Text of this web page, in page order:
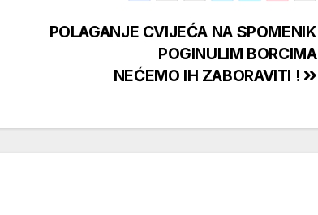
POLAGANJE CVIJEĆA NA SPOMENIK
POGINULIM BORCIMA
NEĆEMO IH ZABORAVITI !